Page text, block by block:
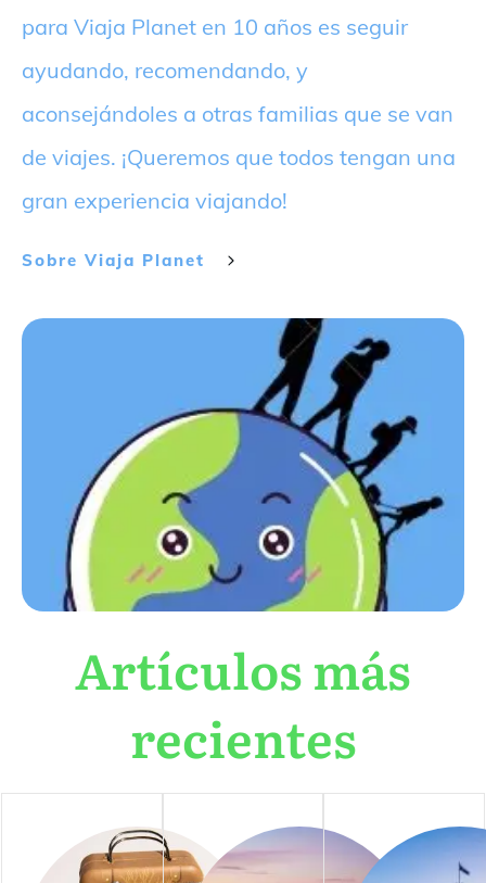
para Viaja Planet en 10 años es seguir
ayudando, recomendando, y
aconsejándoles a otras familias que se van
de viajes. ¡Queremos que todos tengan una
gran experiencia viajando!
Sobre Viaja Planet
Artículos más
recientes